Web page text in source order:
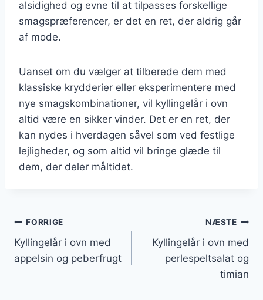
alsidighed og evne til at tilpasses forskellige
smagspræferencer, er det en ret, der aldrig går
af mode.
Uanset om du vælger at tilberede dem med
klassiske krydderier eller eksperimentere med
nye smagskombinationer, vil kyllingelår i ovn
altid være en sikker vinder. Det er en ret, der
kan nydes i hverdagen såvel som ved festlige
lejligheder, og som altid vil bringe glæde til
dem, der deler måltidet.
Indlægsnavigation
FORRIGE
Kyllingelår i ovn med
appelsin og peberfrugt
NÆSTE
Kyllingelår i ovn med
perlespeltsalat og
timian